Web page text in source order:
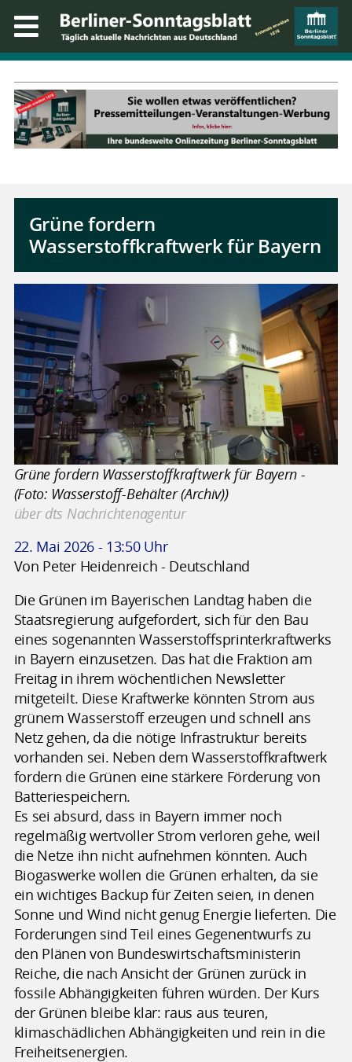
Grüne fordern
Wasserstoffkraftwerk für Bayern
Grüne fordern Wasserstoffkraftwerk für Bayern -
(Foto: Wasserstoff-Behälter (Archiv))
über dts Nachrichtenagentur
22. Mai 2026 - 13:50 Uhr
Von Peter Heidenreich - Deutschland
Die Grünen im Bayerischen Landtag haben die
Staatsregierung aufgefordert, sich für den Bau
eines sogenannten Wasserstoffsprinterkraftwerks
in Bayern einzusetzen. Das hat die Fraktion am
Freitag in ihrem wöchentlichen Newsletter
mitgeteilt. Diese Kraftwerke könnten Strom aus
grünem Wasserstoff erzeugen und schnell ans
Netz gehen, da die nötige Infrastruktur bereits
vorhanden sei. Neben dem Wasserstoffkraftwerk
fordern die Grünen eine stärkere Förderung von
Batteriespeichern.
Es sei absurd, dass in Bayern immer noch
regelmäßig wertvoller Strom verloren gehe, weil
die Netze ihn nicht aufnehmen könnten. Auch
Biogaswerke wollen die Grünen erhalten, da sie
ein wichtiges Backup für Zeiten seien, in denen
Sonne und Wind nicht genug Energie lieferten. Die
Forderungen sind Teil eines Gegenentwurfs zu
den Plänen von Bundeswirtschaftsministerin
Reiche, die nach Ansicht der Grünen zurück in
fossile Abhängigkeiten führen würden. Der Kurs
der Grünen bleibe klar: raus aus teuren,
klimaschädlichen Abhängigkeiten und rein in die
Freiheitsenergien.